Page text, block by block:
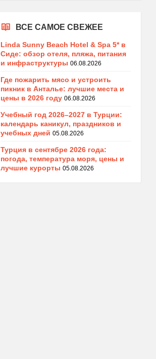
ВСЕ САМОЕ СВЕЖЕЕ
Linda Sunny Beach Hotel & Spa 5* в
Сиде: обзор отеля, пляжа, питания
и инфраструктуры 06.08.2026
Где пожарить мясо и устроить
пикник в Анталье: лучшие места и
цены в 2026 году 06.08.2026
Учебный год 2026–2027 в Турции:
календарь каникул, праздников и
учебных дней 05.08.2026
Турция в сентябре 2026 года:
погода, температура моря, цены и
лучшие курорты 05.08.2026